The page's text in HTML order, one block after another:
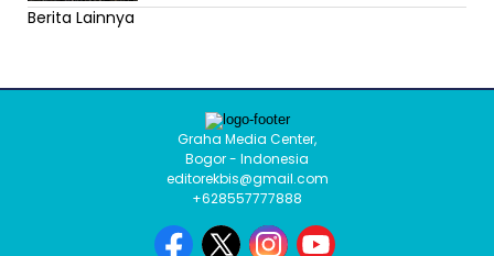
Berita Lainnya
Graha Media Center,
Bogor - Indonesia
editorekbis@gmail.com
+628557777888